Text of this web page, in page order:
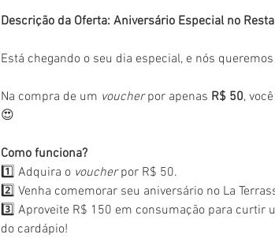
Descrição da Oferta: Aniversário Especial no
Está chegando o seu dia especial, e nós
Na compra de um voucher por apenas R$ 50,
😍
Como funciona?
1️⃣ Adquira o voucher por R$ 50.
2️⃣ Venha comemorar seu aniversário no La
3️⃣ Aproveite R$ 150 em consumação para curtir
do cardápio!